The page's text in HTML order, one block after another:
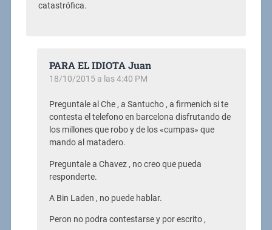
catastrófica.
PARA EL IDIOTA Juan
18/10/2015 a las 4:40 PM
Preguntale al Che , a Santucho , a firmenich si te
contesta el telefono en barcelona disfrutando de
los millones que robo y de los «cumpas» que
mando al matadero.
Preguntale a Chavez , no creo que pueda
responderte.
A Bin Laden , no puede hablar.
Peron no podra contestarse y por escrito ,